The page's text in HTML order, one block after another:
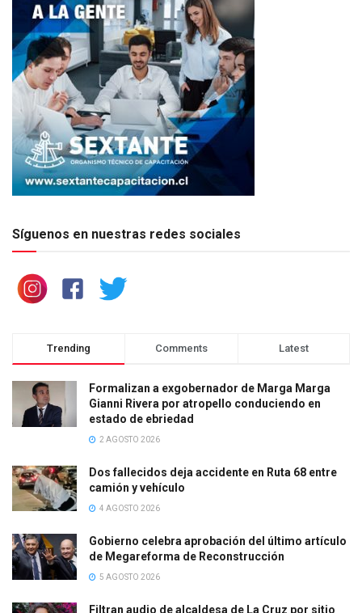
Síguenos en nuestras redes sociales
Trending Comments Latest
Formalizan a exgobernador de Marga Marga
Gianni Rivera por atropello conduciendo en
estado de ebriedad
2 AGOSTO 2026
Dos fallecidos deja accidente en Ruta 68 entre
camión y vehículo
4 AGOSTO 2026
Gobierno celebra aprobación del último artículo
de Megareforma de Reconstrucción
5 AGOSTO 2026
Filtran audio de alcaldesa de La Cruz por sitio